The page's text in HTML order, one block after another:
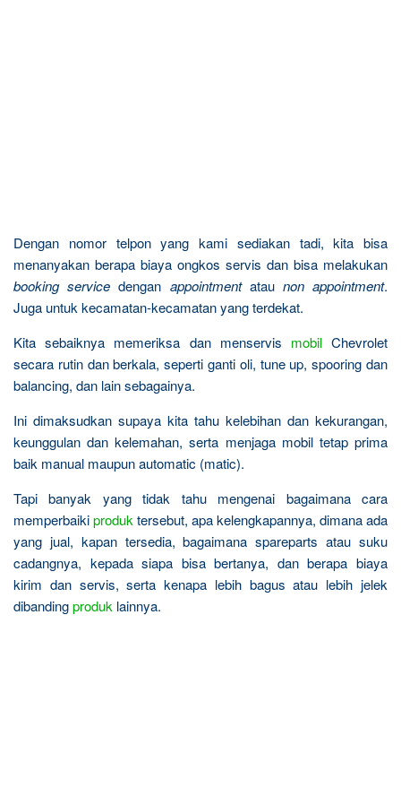
Dengan nomor telpon yang kami sediakan tadi, kita bisa
menanyakan berapa biaya ongkos servis dan bisa melakukan
booking service dengan appointmentatau non appointment.
Juga untuk kecamatan-kecamatan yang terdekat.
Kita sebaiknya memeriksa dan menservis mobilChevrolet
secara rutin dan berkala, seperti ganti oli, tune up, spooring dan
balancing, dan lain sebagainya.
Ini dimaksudkan supaya kita tahu kelebihan dan kekurangan,
keunggulan dan kelemahan, serta menjaga mobil tetap prima
baik manual maupun automatic (matic).
Tapi banyak yang tidak tahu mengenai bagaimana cara
memperbaikiproduk tersebut, apa kelengkapannya, dimana ada
yang jual, kapan tersedia, bagaimana spareparts atau suku
cadangnya, kepada siapa bisa bertanya, dan berapa biaya
kirim dan servis, serta kenapa lebih bagus atau lebih jelek
dibandingproduk lainnya.